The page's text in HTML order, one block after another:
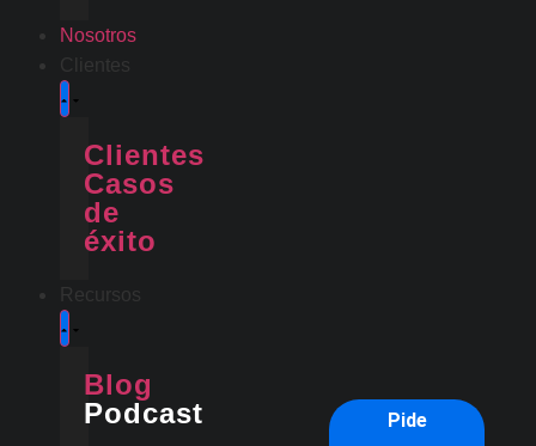
Nosotros
Clientes
Clientes
Casos
de
éxito
Recursos
Blog
Podcast
Pide